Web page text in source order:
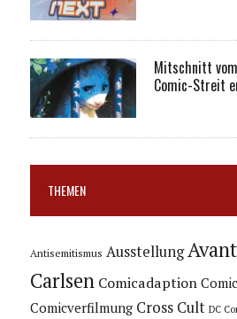
Mitschnitt
Comic-Streit
THEMEN
Antisemitismus Ausstellung
Carlsen Comicadaption
Comicverfilmung Cross Cult DC